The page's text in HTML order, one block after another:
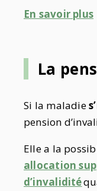
En savoir plus
La
Si la maladie
pension
Elle a la
allocation
d’invalidité